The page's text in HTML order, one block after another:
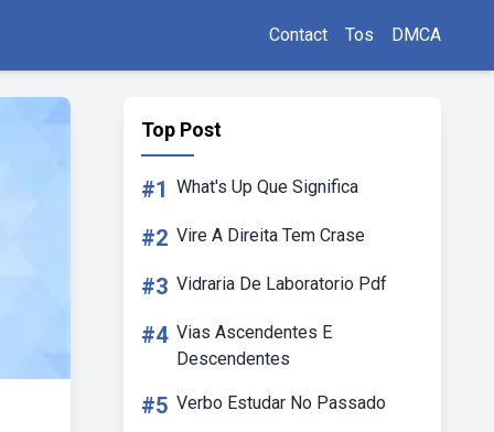
Contact Tos DMCA
Top Post
#1 What's Up Que Significa
#2 Vire A Direita Tem Crase
#3 Vidraria De Laboratorio Pdf
#4 Vias Ascendentes E
Descendentes
#5 Verbo Estudar No Passado